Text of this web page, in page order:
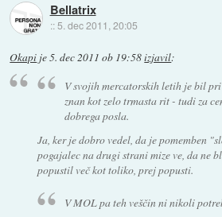
Bellatrix
:: 5. dec 2011, 20:05
Okapi je5. dec 2011 ob 19:58izjavil:
V svojih mercatorskih letih je bil
znan kot zelo trmasta rit - tudi za
dobrega posla.
Ja, ker je dobro vedel, da je pomemben
pogajalec na drugi strani mize ve, da ne
popustil več kot toliko, prej popusti.
V MOL pa teh veščin ni nikoli